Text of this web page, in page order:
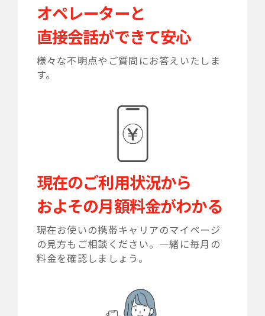
オペレーターと
直接会話ができて安心
様々な不明点やご質問にお答えいたしま
す。
現在のご利用状況から
およその月額料金がわかる
現在お使いの携帯キャリアのマイページ
の見方も ご相談ください。一緒に毎月の
料金を確認しましょう。